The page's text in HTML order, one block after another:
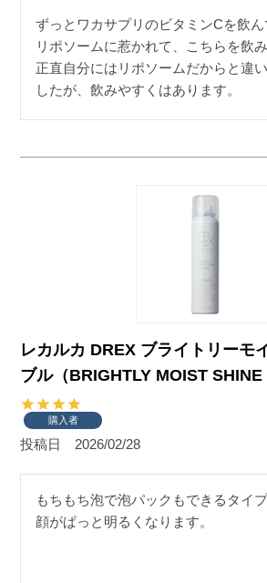
ずっとワカサプリのビタミンCを飲ん
リポソームに惹かれて、こちらを飲み
正直自分にはリポソームだからと違
したが、飲みやすくはあります。
レカルカ DREX ブライトリーモ
ブル（BRIGHTLY MOIST SHINE
購入者
投稿日 2026/02/28
もちもち泡で泡パックもできるタイ
顔がぱっと明るくなります。